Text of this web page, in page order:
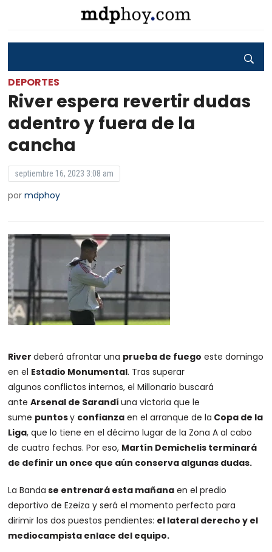
DEPORTES
River espera revertir dudas
adentro y fuera de la
cancha
septiembre 16, 2023 3:08 am
pormdphoy
Riverdeberá afrontar una prueba de fuego este domingo
en el Estadio Monumental. Tras superar
algunos conflictos internos, el Millonario buscará
anteArsenal de Sarandíuna victoria que le
sume puntosy confianza en el arranque de la Copa de la
Liga, que lo tiene en el décimo lugar de la Zona A al cabo
de cuatro fechas. Por eso, Martín Demichelis terminará
de definir un once que aún conserva algunas dudas.
La Banda se entrenará esta mañana en el predio
deportivo de Ezeiza y será el momento perfecto para
dirimir los dos puestos pendientes: el lateral derecho y el
mediocampista enlace del equipo.